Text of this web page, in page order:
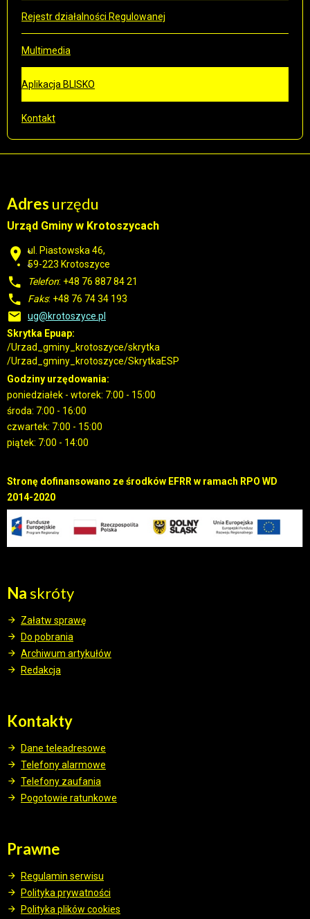
Rejestr działalności Regulowanej
Multimedia
Aplikacja BLISKO
Kontakt
Adres urzędu
Urząd Gminy w Krotoszycach
ul. Piastowska 46,
59-223 Krotoszyce
Telefon: +48 76 887 84 21
Faks: +48 76 74 34 193
ug@krotoszyce.pl
Skrytka Epuap:
/Urzad_gminy_krotoszyce/skrytka
/Urzad_gminy_krotoszyce/SkrytkaESP
Godziny urzędowania:
poniedziałek - wtorek: 7:00 - 15:00
środa: 7:00 - 16:00
czwartek: 7:00 - 15:00
piątek: 7:00 - 14:00
Stronę dofinansowano ze środków EFRR w ramach RPO WD
2014-2020
Naskróty
Załatw sprawę
Do pobrania
Archiwum artykułów
Redakcja
Kontakty
Dane teleadresowe
Telefony alarmowe
Telefony zaufania
Pogotowie ratunkowe
Prawne
Regulamin serwisu
Polityka prywatności
Polityka plików cookies